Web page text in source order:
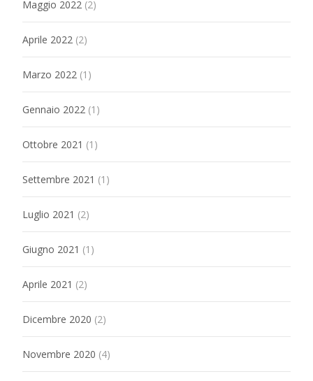
Maggio 2022 (2)
Aprile 2022 (2)
Marzo 2022 (1)
Gennaio 2022 (1)
Ottobre 2021 (1)
Settembre 2021 (1)
Luglio 2021 (2)
Giugno 2021 (1)
Aprile 2021 (2)
Dicembre 2020 (2)
Novembre 2020 (4)